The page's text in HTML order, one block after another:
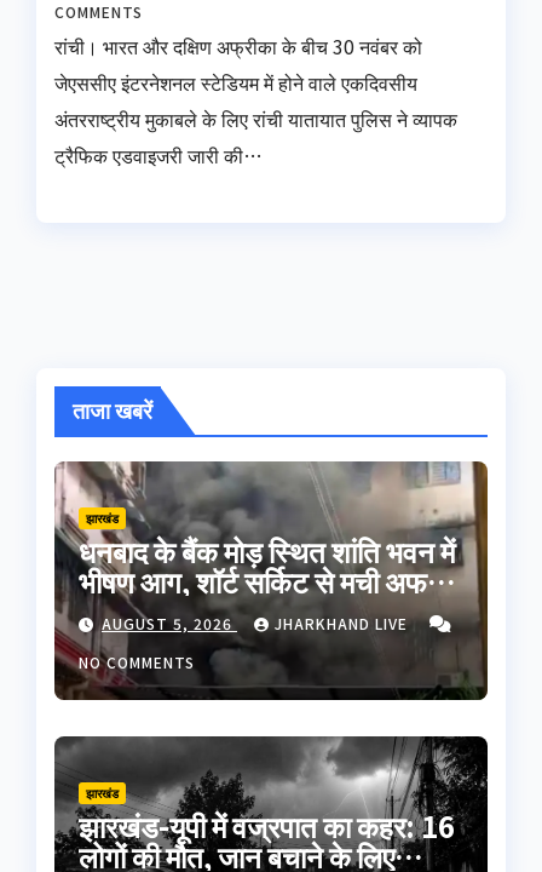
COMMENTS
रांची। भारत और दक्षिण अफ्रीका के बीच 30 नवंबर को
जेएससीए इंटरनेशनल स्टेडियम में होने वाले एकदिवसीय
अंतरराष्ट्रीय मुकाबले के लिए रांची यातायात पुलिस ने व्यापक
ट्रैफिक एडवाइजरी जारी की…
ताजा खबरें
झारखंड
धनबाद के बैंक मोड़ स्थित शांति भवन में
भीषण आग, शॉर्ट सर्किट से मची अफरा-
तफरी; बड़ा हादसा टला
AUGUST 5, 2026
JHARKHAND LIVE
NO COMMENTS
झारखंड
झारखंड-यूपी में वज्रपात का कहर: 16
लोगों की मौत, जान बचाने के लिए